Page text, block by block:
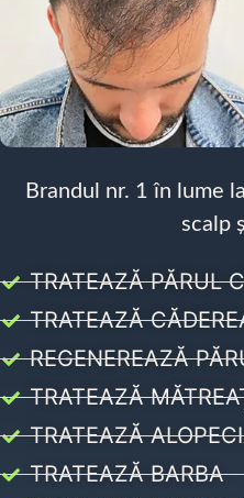
Brandul nr. 1 în lume
scalp
TRATEAZĂ PĂRUL
TRATEAZĂ
REGENEREAZĂ
TRATEAZĂ
TRATEAZĂ
TRATEAZĂ BARBA